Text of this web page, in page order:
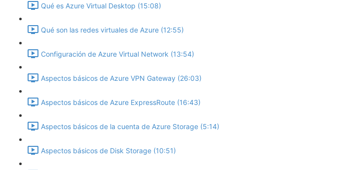
Qué es Azure Virtual Desktop (15:08)
Qué son las redes virtuales de Azure (12:55)
Configuración de Azure Virtual Network (13:54)
Aspectos básicos de Azure VPN Gateway (26:03)
Aspectos básicos de Azure ExpressRoute (16:43)
Aspectos básicos de la cuenta de Azure Storage (5:14)
Aspectos básicos de Disk Storage (10:51)